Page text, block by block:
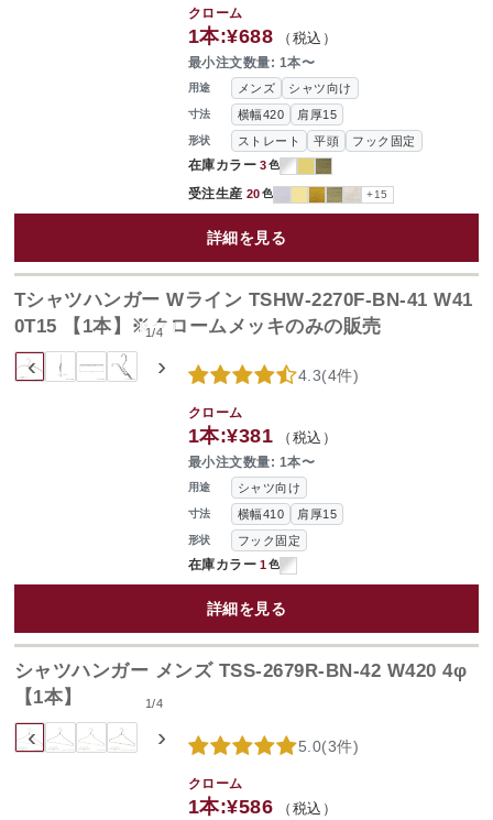
用途 メンズ シャツ向け
寸法 横幅420 肩厚15
形状 ストレート 平頭 フック固定
在庫カラー 3色
受注生産 20色 +15
クローム
1本:¥688 （税込）
最小注文数量: 1本〜
詳細を見る
‹ ›
1/4
Tシャツハンガー Wライン TSHW-2270F-BN-41 W41
0T15 【1本】※クロームメッキのみの販売
用途 シャツ向け
寸法 横幅410 肩厚15
形状 フック固定
在庫カラー 1色
4.3(4件)
クローム
1本:¥381 （税込）
最小注文数量: 1本〜
詳細を見る
‹ ›
1/4
シャツハンガー メンズ TSS-2679R-BN-42 W420 4φ
【1本】
5.0(3件)
クローム
1本:¥586 （税込）